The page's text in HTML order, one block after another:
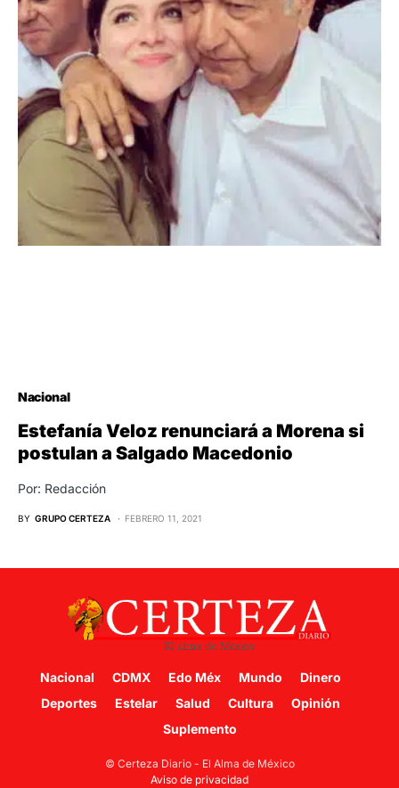
Nacional
Estefanía Veloz renunciará a Morena si
postulan a Salgado Macedonio
Por: Redacción
BY GRUPO CERTEZA FEBRERO 11, 2021
Nacional CDMX Edo Méx Mundo
Dinero
Deportes
Estelar Salud Cultura
Opinión
Suplemento
© Certeza Diario - El Alma de México
Aviso de privacidad